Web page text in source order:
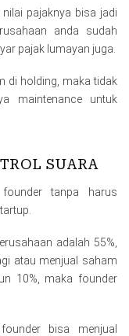
pajaknya bisa jadi
anda sudah
pajak lumayan juga.
di holding, maka tidak
maintenance untuk
SUARA
tanpa harus
adalah 55%,
atau menjual saham
10%, maka founder
bisa menjual